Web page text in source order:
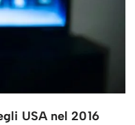
USA nel 2016